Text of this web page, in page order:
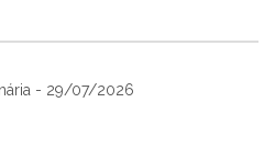
- 29/07/2026